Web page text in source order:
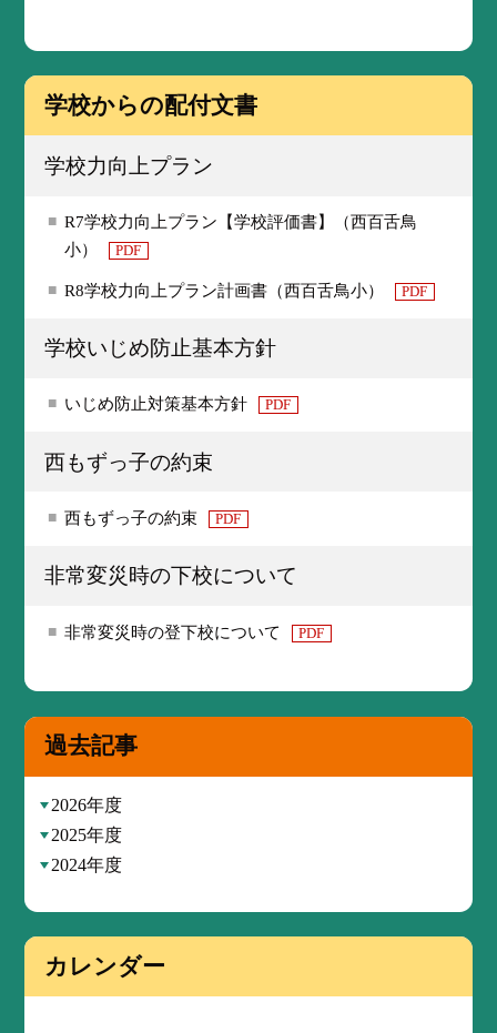
学校からの配付文書
学校力向上プラン
R7学校力向上プラン【学校評価書】（西百舌鳥
小）
PDF
R8学校力向上プラン計画書（西百舌鳥小） PDF
学校いじめ防止基本方針
いじめ防止対策基本方針 PDF
西もずっ子の約束
西もずっ子の約束 PDF
非常変災時の下校について
非常変災時の登下校について PDF
過去記事
2026年度
2025年度
2024年度
カレンダー